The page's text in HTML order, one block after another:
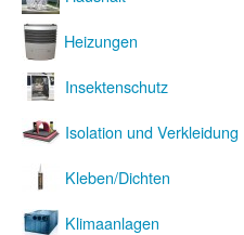
Heizungen
Insektenschutz
Isolation und Verkleidung
Kleben/Dichten
Klimaanlagen